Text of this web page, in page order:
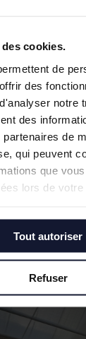
cookies.
de
des
notre
des
de
qui peuvent
que
lors de
Tout autoriser
Refuser